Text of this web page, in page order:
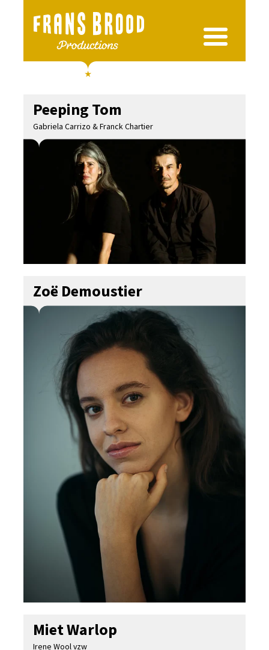
Peeping Tom
Gabriela Carrizo & Franck Chartier
Zoë Demoustier
Miet Warlop
Irene Wool vzw